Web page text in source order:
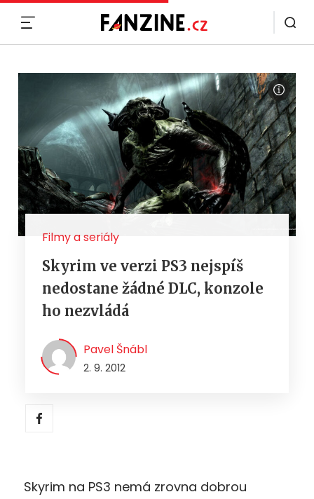
Filmy a seriály
Skyrim ve verzi PS3 nejspíš
nedostane žádné DLC, konzole
ho nezvládá
Pavel Šnábl
2. 9. 2012
Skyrim na PS3 nemá zrovna dobrou